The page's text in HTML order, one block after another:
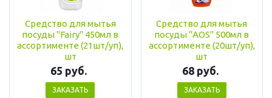
Средство для мытья
посуды "Fairy" 450мл в
ассортименте (21шт/уп),
шт
65 руб.
ЗАКАЗАТЬ
Средство для мытья
посуды "AOS" 500мл в
ассортименте (20шт/уп),
шт
68 руб.
ЗАКАЗАТЬ